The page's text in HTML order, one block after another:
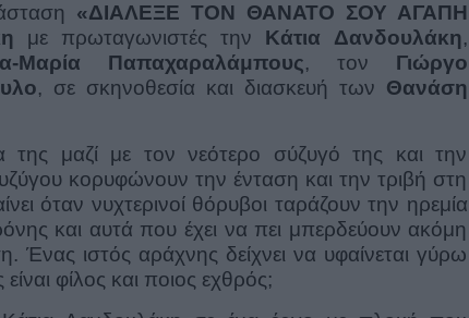
«ΔΙΑΛΕΞΕ ΤΟΝ ΘΑΝΑΤΟ ΣΟΥ ΑΓΑΠΗ
με πρωταγωνιστές την Κάτια Δανδουλάκη,
Μαρία Παπαχαραλάμπους, τον Γιώργο
, σε σκηνοθεσία και διασκευή των Θανάση
της μαζί με τον νεότερο σύζυγό της και την
κορυφώνουν την ένταση και την τριβή στη
όταν νυχτερινοί θόρυβοι ταράζουν την ηρεμία
και αυτά που έχει να πει μπερδεύουν ακόμη
Ένας ιστός αράχνης δείχνει να υφαίνεται γύρω
φίλος και ποιος εχθρός;